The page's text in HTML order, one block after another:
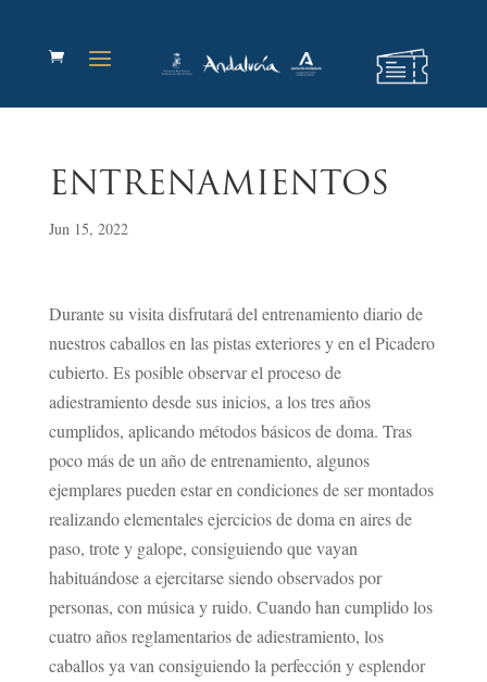
ENTRENAMIENTOS
Jun 15, 2022
Durante su visita disfrutará del entrenamiento diario de
nuestros caballos en las pistas exteriores y en el Picadero
cubierto. Es posible observar el proceso de
adiestramiento desde sus inicios, a los tres años
cumplidos, aplicando métodos básicos de doma. Tras
poco más de un año de entrenamiento, algunos
ejemplares pueden estar en condiciones de ser montados
realizando elementales ejercicios de doma en aires de
paso, trote y galope, consiguiendo que vayan
habituándose a ejercitarse siendo observados por
personas, con música y ruido. Cuando han cumplido los
cuatro años reglamentarios de adiestramiento, los
caballos ya van consiguiendo la perfección y esplendor